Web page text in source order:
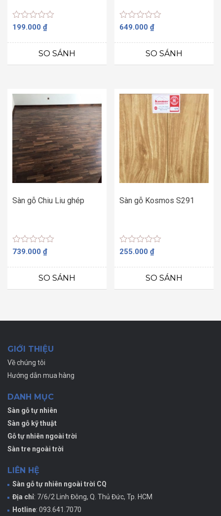
Được
hạng
sao
199.000 ₫
SO SÁNH
Được
hạng
sao
649.000₫
SO SÁNH
Sàn gỗ Chiu Liu ghép
Được
hạng
sao
739.000 ₫
SO SÁNH
Sàn gỗ Kosmos S291
Được
hạng
sao
255.000₫
SO SÁNH
GIỚI THIỆU
Về chúng tôi
Hướng dẫn mua hàng
DANH MỤC
Sàn gỗ tự nhiên
Sàn gỗ kỹ thuật
Gỗ tự nhiên ngoài trời
Sàn tre ngoài trời
LIÊN HỆ
Sàn gỗ tự nhiên ngoài trời CQ
Địa chỉ: 7/6/2 Linh Đông, Q. Thủ Đức, Tp. HCM
Hotline: 093.641.7070